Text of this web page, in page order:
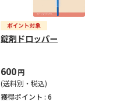
錠剤ドロッパー
600円
(送料別・税込)
獲得ポイント : 6